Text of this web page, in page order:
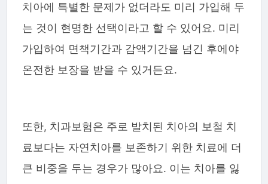
치아에 특별한 문제가 없더라도 미리 가입해 두
는 것이 현명한 선택이라고 할 수 있어요. 미리
가입하여 면책기간과 감액기간을 넘긴 후에야
온전한 보장을 받을 수 있거든요.
또한, 치과보험은 주로 발치된 치아의 보철 치
료보다는 자연치아를 보존하기 위한 치료에 더
큰 비중을 두는 경우가 많아요. 이는 치아를 잃